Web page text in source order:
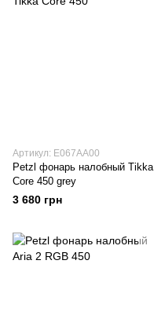
Артикул: E067AA00
Petzl фонарь налобный Tikka
Core 450 grey
3 680 грн